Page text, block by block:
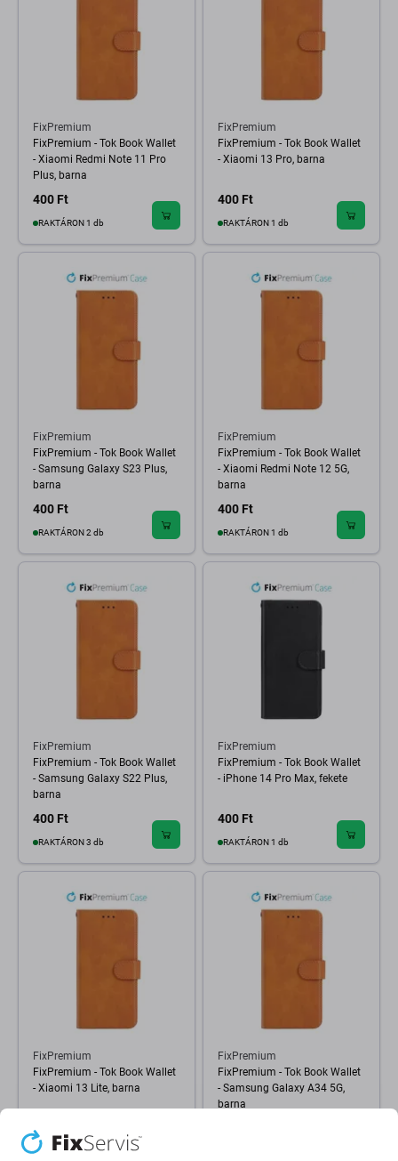
FixPremium
FixPremium - Tok Book Wallet
- Xiaomi Redmi Note 11 Pro
Plus, barna
400 Ft
RAKTÁRON 1 db
FixPremium
FixPremium - Tok Book Wallet
- Xiaomi 13 Pro, barna
400 Ft
RAKTÁRON 1 db
FixPremium
FixPremium - Tok Book Wallet
- Samsung Galaxy S23 Plus,
barna
400 Ft
RAKTÁRON 2 db
FixPremium
FixPremium - Tok Book Wallet
- Xiaomi Redmi Note 12 5G,
barna
400 Ft
RAKTÁRON 1 db
FixPremium
FixPremium - Tok Book Wallet
- Samsung Galaxy S22 Plus,
barna
400 Ft
RAKTÁRON 3 db
FixPremium
FixPremium - Tok Book Wallet
- iPhone 14 Pro Max, fekete
400 Ft
RAKTÁRON 1 db
FixPremium
FixPremium - Tok Book Wallet
- Xiaomi 13 Lite, barna
400 Ft
RAKTÁRON 1 db
FixPremium
FixPremium - Tok Book Wallet
- Samsung Galaxy A34 5G,
barna